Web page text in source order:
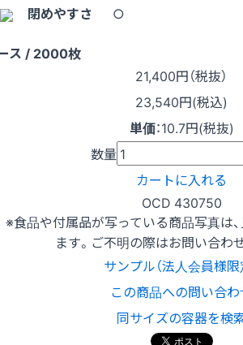
閉めやすさ
○
ス / 2000枚
21,400円（税抜）
23,540円(税込)
単価：10.7円(税抜)
数量
カートに入れる
OCD 430750
※食品や付属品が写っている商品写真は
ます。ご不明の際はお問い合わ
サンプル（法人会員様限
この商品への問い合わ
同サイズの容器を検